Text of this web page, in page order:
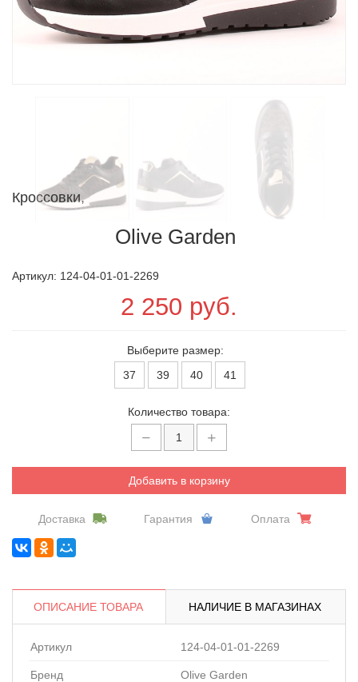
Кроссовки,
Olive Garden
Артикул: 124-04-01-01-2269
2 250 руб.
Выберите размер:
37
39 40 41
Количество товара:
Добавить в корзину
Доставка Гарантия Оплата
ОПИСАНИЕ ТОВАРА НАЛИЧИЕ В МАГАЗИНАХ
Артикул 124-04-01-01-2269
Бренд Olive Garden